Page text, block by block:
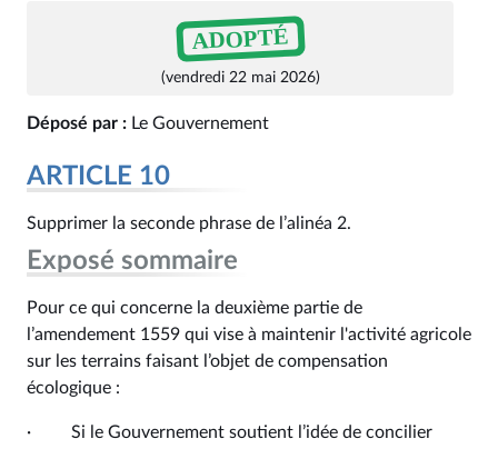
ADOPTÉ
(vendredi 22 mai 2026)
Déposé par : Le Gouvernement
ARTICLE 10
Supprimer la seconde phrase de l’alinéa 2.
Exposé sommaire
Pour ce qui concerne la deuxième partie de
l’amendement 1559 qui vise à maintenir l'activité agricole
sur les terrains faisant l’objet de compensation
écologique :
· Si le Gouvernement soutient l’idée de concilier